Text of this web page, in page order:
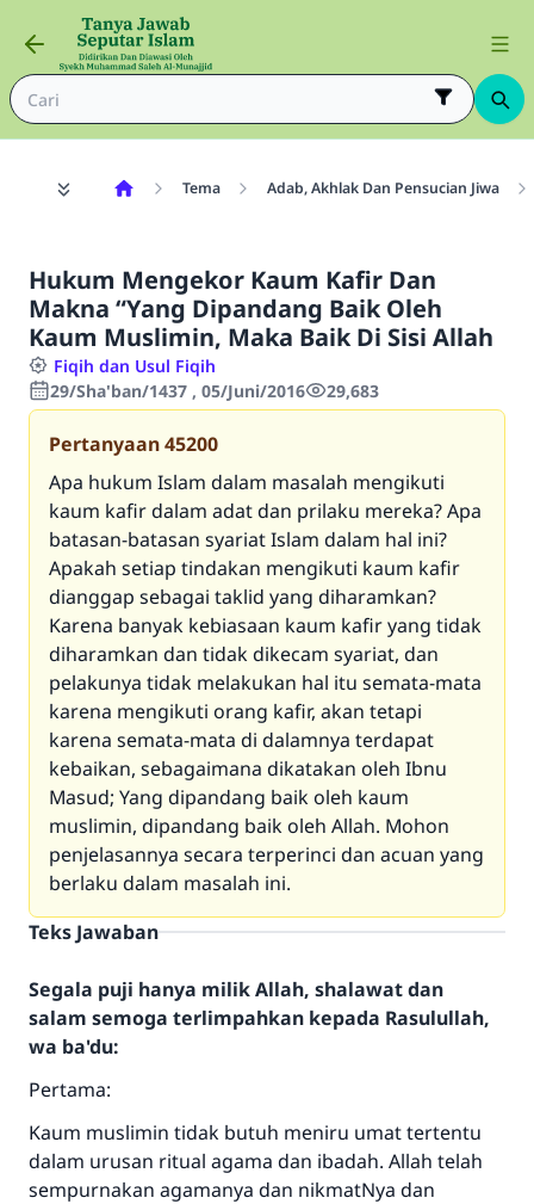
Tema Adab, Akhlak Dan Pensucian Jiwa
Hukum Mengekor Kaum Kafir Dan
Makna “Yang Dipandang Baik Oleh
Kaum Muslimin, Maka Baik Di Sisi Allah
Fiqih dan Usul Fiqih
29/Sha'ban/1437 , 05/Juni/2016
29,683
Pertanyaan45200
Apa hukum Islam dalam masalah mengikuti
kaum kafir dalam adat dan prilaku mereka? Apa
batasan-batasan syariat Islam dalam hal ini?
Apakah setiap tindakan mengikuti kaum kafir
dianggap sebagai taklid yang diharamkan?
Karena banyak kebiasaan kaum kafir yang tidak
diharamkan dan tidak dikecam syariat, dan
pelakunya tidak melakukan hal itu semata-mata
karena mengikuti orang kafir, akan tetapi
karena semata-mata di dalamnya terdapat
kebaikan, sebagaimana dikatakan oleh Ibnu
Masud; Yang dipandang baik oleh kaum
muslimin, dipandang baik oleh Allah. Mohon
penjelasannya secara terperinci dan acuan yang
berlaku dalam masalah ini.
Teks Jawaban
Segala puji hanya milik Allah, shalawat dan
salam semoga terlimpahkan kepada Rasulullah,
wa ba'du:
Pertama:
Kaum muslimin tidak butuh meniru umat tertentu
dalam urusan ritual agama dan ibadah. Allah telah
sempurnakan agamanya dan nikmatNya dan